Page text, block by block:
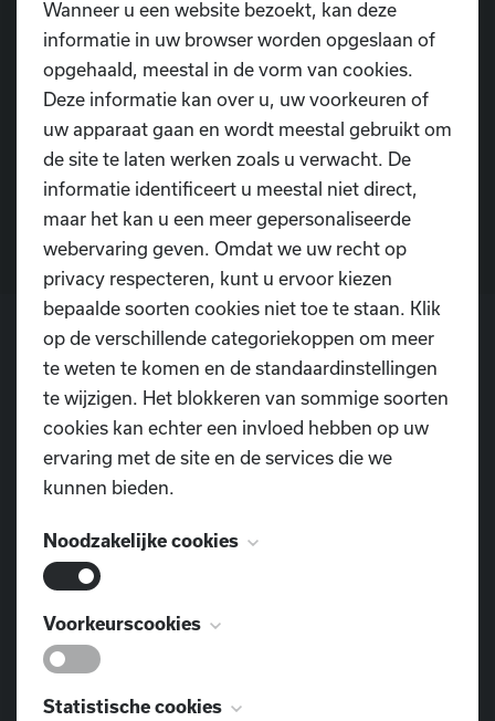
Wanneer u een website bezoekt, kan deze
informatie in uw browser worden opgeslaan of
opgehaald, meestal in de vorm van cookies.
Deze informatie kan over u, uw voorkeuren of
uw apparaat gaan en wordt meestal gebruikt om
de site te laten werken zoals u verwacht. De
informatie identificeert u meestal niet direct,
maar het kan u een meer gepersonaliseerde
webervaring geven. Omdat we uw recht op
privacy respecteren, kunt u ervoor kiezen
bepaalde soorten cookies niet toe te staan. Klik
op de verschillende categoriekoppen om meer
te weten te komen en de standaardinstellingen
te wijzigen. Het blokkeren van sommige soorten
cookies kan echter een invloed hebben op uw
ervaring met de site en de services die we
kunnen bieden.
Noodzakelijke cookies
Deze cookies zijn noodzakelijk voor het
functioneren van de website en kunnen niet
alleen ingesteld als reactie op acties die door u
Voorkeurscookies
Deze cookies, ook bekend als
Statistische cookies
Heb je nog vragen?
Contacteer ons
POSTADRES
Dansschool D.I.O.P.
Pontweg 3
9160 Lokeren
0477 855 312
VIND ONS OOK OP